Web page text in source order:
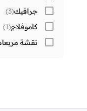
جرافيك(
3
)
كاموفلاج(
1
)
نقشة